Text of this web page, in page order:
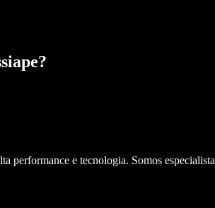
?
performance e tecnologia. Somos